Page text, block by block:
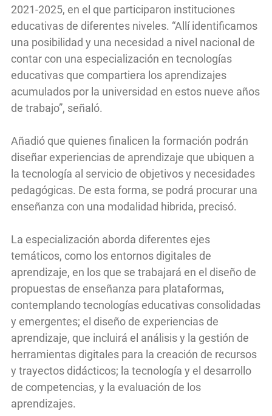
2021-2025, en el que participaron instituciones
educativas de diferentes niveles. “Allí identificamos
una posibilidad y una necesidad a nivel nacional de
contar con una especialización en tecnologías
educativas que compartiera los aprendizajes
acumulados por la universidad en estos nueve años
de trabajo”, señaló.
Añadió que quienes finalicen la formación podrán
diseñar experiencias de aprendizaje que ubiquen a
la tecnología al servicio de objetivos y necesidades
pedagógicas. De esta forma, se podrá procurar una
enseñanza con una modalidad hibrida, precisó.
La especialización aborda diferentes ejes
temáticos, como los entornos digitales de
aprendizaje, en los que se trabajará en el diseño de
propuestas de enseñanza para plataformas,
contemplando tecnologías educativas consolidadas
y emergentes; el diseño de experiencias de
aprendizaje, que incluirá el análisis y la gestión de
herramientas digitales para la creación de recursos
y trayectos didácticos; la tecnología y el desarrollo
de competencias, y la evaluación de los
aprendizajes.